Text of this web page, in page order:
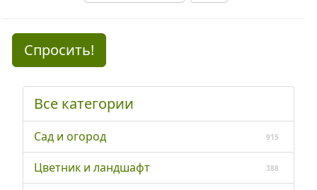
Спросить!
Все категории
Сад и огород 915
Цветник и ландшафт 388